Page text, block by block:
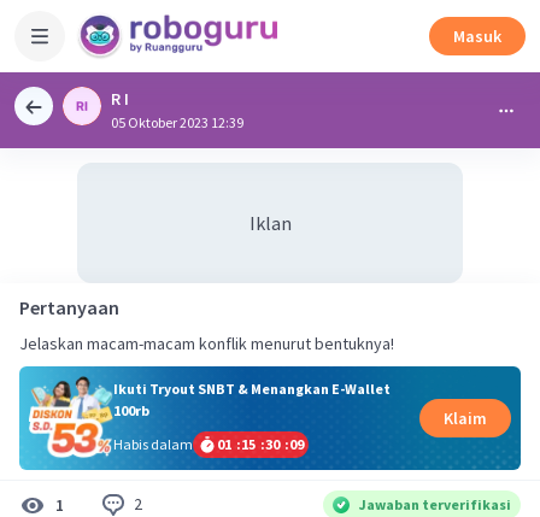
Masuk
R I
05 Oktober 2023 12:39
Iklan
Pertanyaan
Jelaskan macam-macam konflik menurut bentuknya!
Ikuti Tryout SNBT & Menangkan E-Wallet
100rb
Habis dalam
01 :15 :30 :09
Klaim
1 2 Jawaban terverifikasi